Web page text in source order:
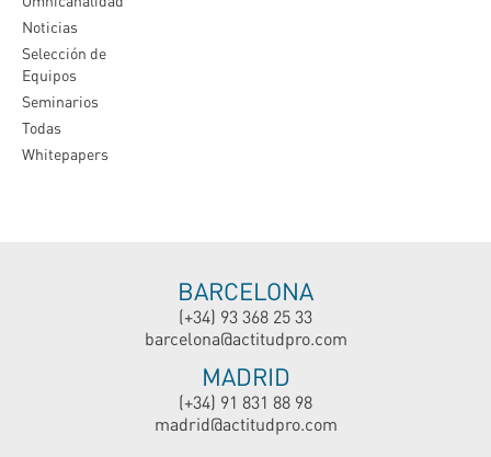
Noticias
Selección de
Equipos
Seminarios
Todas
Whitepapers
BARCELONA
(+34) 93 368 25 33
barcelona@actitudpro.com
MADRID
(+34) 91 831 88 98
madrid@actitudpro.com